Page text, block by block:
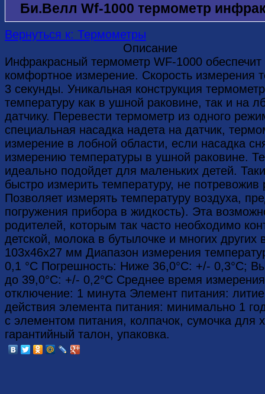
Би.Велл Wf-1000 термометр
Вернуться к: Термометры
Описание
Инфракрасный термометр WF-1000
комфортное измерение. Скорость измерения
3 секунды. Уникальная конструкция
температуру как в ушной раковине, так и на
датчику. Перевести термометр из одного
специальная насадка надета на датчик,
измерение в лобной области, если насадка
измерению температуры в ушной раковине.
идеально подойдет для маленьких детей.
быстро измерить температуру, не
Позволяет измерять температуру воздуха,
погружения прибора в жидкость). Эта
родителей, которым так часто необходимо
детской, молока в бутылочке и многих
103х46х27 мм Диапазон измерения
0,1 °С Погрешность: Ниже 36,0°C: +/- 0,3°C;
до 39,0°C: +/- 0,2°C Среднее время
отключение: 1 минута Элемент питания:
действия элемента питания: минимально 1
с элементом питания, колпачок, сумочка для
гарантийный талон, упаковка.